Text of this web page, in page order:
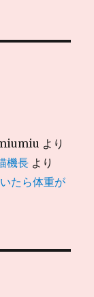
より
機長 より
たら体重が